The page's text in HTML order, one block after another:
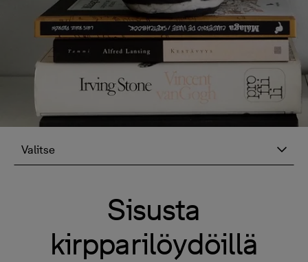
Valitse
Sisusta
kirpparilöydöillä